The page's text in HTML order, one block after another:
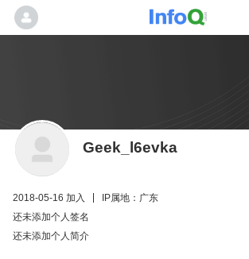
Geek_l6evka
2018-05-16 加入
IP属地：广东
还未添加个人签名
还未添加个人简介